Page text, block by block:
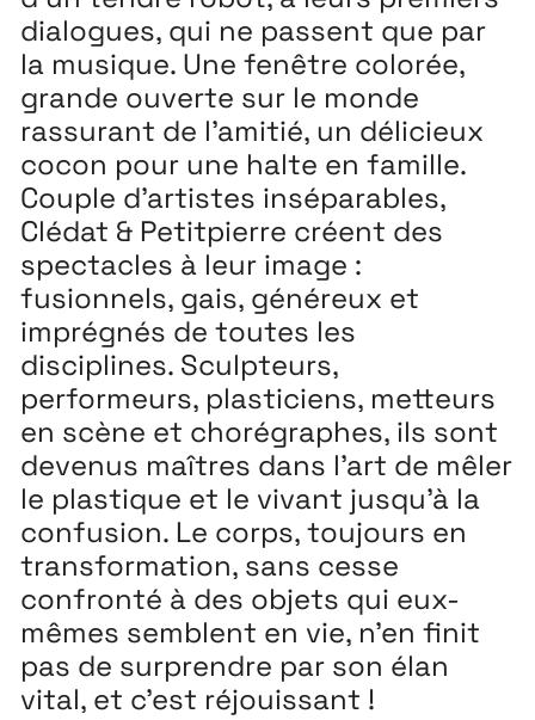
dialogues, qui ne passent que par
la musique. Une fenêtre colorée,
grande ouverte sur le monde
rassurant de l’amitié, un délicieux
cocon pour une halte en famille.
Couple d’artistes inséparables,
Clédat & Petitpierre créent des
spectacles à leur image :
fusionnels, gais, généreux et
imprégnés de toutes les
disciplines. Sculpteurs,
performeurs, plasticiens, metteurs
en scène et chorégraphes, ils sont
devenus maîtres dans l’art de mêler
le plastique et le vivant jusqu’à la
confusion. Le corps, toujours en
transformation, sans cesse
confronté à des objets qui eux-
mêmes semblent en vie, n’en finit
pas de surprendre par son élan
vital, et c’est réjouissant !